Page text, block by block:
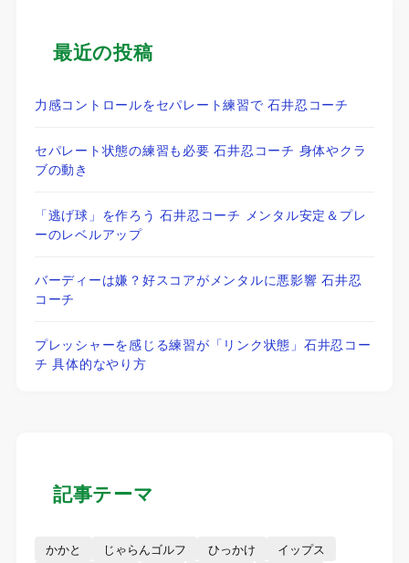
最近の投稿
力感コントロールをセパレート練習で 石井忍コーチ
セパレート状態の練習も必要 石井忍コーチ 身体やクラ
ブの動き
「逃げ球」を作ろう 石井忍コーチ メンタル安定＆プレ
ーのレベルアップ
バーディーは嫌？好スコアがメンタルに悪影響 石井忍
コーチ
プレッシャーを感じる練習が「リンク状態」石井忍コー
チ 具体的なやり方
記事テーマ
かかと じゃらんゴルフ ひっかけ
イップス